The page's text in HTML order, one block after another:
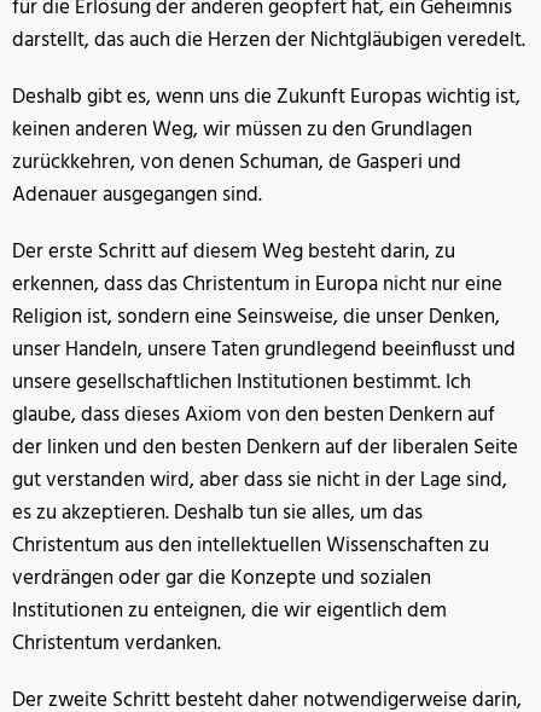
für die Erlösung der anderen geopfert hat, ein Geheimnis
darstellt, das auch die Herzen der Nichtgläubigen veredelt.
Deshalb gibt es, wenn uns die Zukunft Europas wichtig ist,
keinen anderen Weg, wir müssen zu den Grundlagen
zurückkehren, von denen Schuman, de Gasperi und
Adenauer ausgegangen sind.
Der erste Schritt auf diesem Weg besteht darin, zu
erkennen, dass das Christentum in Europa nicht nur eine
Religion ist, sondern eine Seinsweise, die unser Denken,
unser Handeln, unsere Taten grundlegend beeinflusst und
unsere gesellschaftlichen Institutionen bestimmt. Ich
glaube, dass dieses Axiom von den besten Denkern auf
der linken und den besten Denkern auf der liberalen Seite
gut verstanden wird, aber dass sie nicht in der Lage sind,
es zu akzeptieren. Deshalb tun sie alles, um das
Christentum aus den intellektuellen Wissenschaften zu
verdrängen oder gar die Konzepte und sozialen
Institutionen zu enteignen, die wir eigentlich dem
Christentum verdanken.
Der zweite Schritt besteht daher notwendigerweise darin,